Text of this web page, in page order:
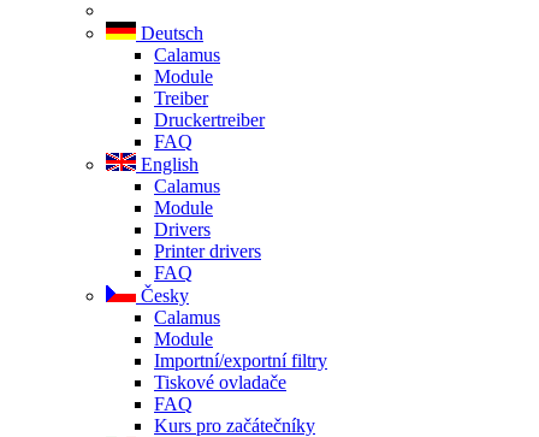
Deutsch
Calamus
Module
Treiber
Druckertreiber
FAQ
English
Calamus
Module
Drivers
Printer drivers
FAQ
Česky
Calamus
Module
Importní/exportní filtry
Tiskové ovladače
FAQ
Kurs pro začátečníky